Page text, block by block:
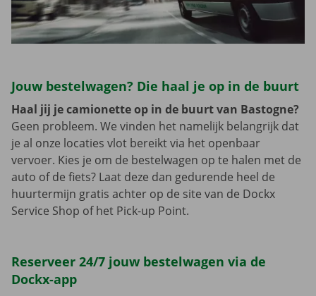
Jouw bestelwagen? Die haal je op in de buurt
Haal jij je camionette op in de buurt van Bastogne?
Geen probleem. We vinden het namelijk belangrijk dat
je al onze locaties vlot bereikt via het openbaar
vervoer. Kies je om de bestelwagen op te halen met de
auto of de fiets? Laat deze dan gedurende heel de
huurtermijn gratis achter op de site van de Dockx
Service Shop of het Pick-up Point.
Reserveer 24/7 jouw bestelwagen via de
Dockx-app